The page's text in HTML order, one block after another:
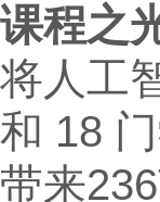
课程之
将人工
和 18
带来